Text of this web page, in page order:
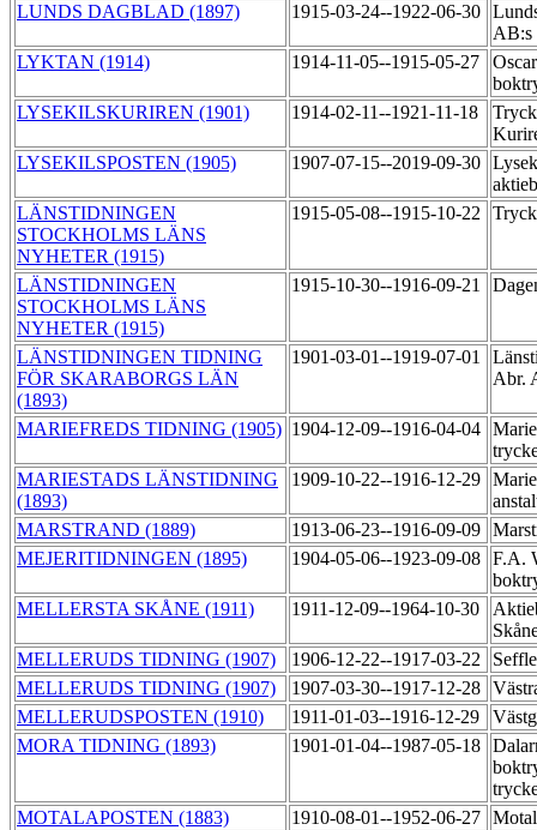
LUNDS DAGBLAD (1897)
1915-03-24--1922-06-30
LYKTAN (1914)
1914-11-05--1915-05-27
LYSEKILSKURIREN (1901)
1914-02-11--1921-11-18
LYSEKILSPOSTEN (1905)
1907-07-15--2019-09-30
LÄNSTIDNINGEN
STOCKHOLMS LÄNS
NYHETER (1915)
1915-05-08--1915-10-22
LÄNSTIDNINGEN
STOCKHOLMS LÄNS
NYHETER (1915)
1915-10-30--1916-09-21
LÄNSTIDNINGEN TIDNING
FÖR SKARABORGS LÄN
(1893)
1901-03-01--1919-07-01
Abr.
MARIEFREDS TIDNING (1905) 1904-12-09--1916-04-04
MARIESTADS LÄNSTIDNING
(1893)
1909-10-22--1916-12-29
MARSTRAND (1889)
1913-06-23--1916-09-09
MEJERITIDNINGEN (1895)
1904-05-06--1923-09-08 F.A.
MELLERSTA SKÅNE (1911)
1911-12-09--1964-10-30
MELLERUDS TIDNING (1907)
1906-12-22--1917-03-22
MELLERUDS TIDNING (1907)
1907-03-30--1917-12-28
MELLERUDSPOSTEN (1910)
1911-01-03--1916-12-29
MORA TIDNING (1893)
1901-01-04--1987-05-18
MOTALAPOSTEN (1883)
1910-08-01--1952-06-27